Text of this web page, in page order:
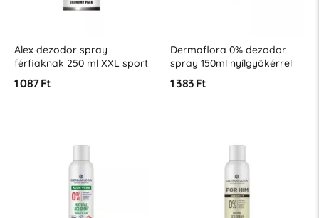
Alex dezodor spray
férfiaknak 250 ml XXL sport
1 087 Ft
Dermaflora 0% dezodor
spray 150ml nyílgyökérrel
1 383 Ft